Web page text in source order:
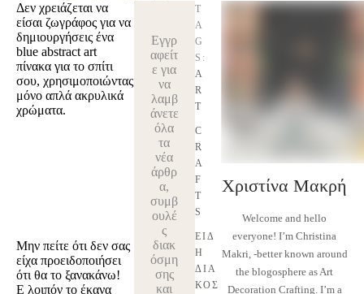
Δεν χρειάζεται να
είσαι ζωγράφος για να
δημιουργήσεις ένα
blue abstract art
πίνακα για το σπίτι
σου, χρησιμοποιώντας
μόνο απλά ακρυλικά
χρώματα.
Μην πείτε ότι δεν σας
είχα προειδοποιήσει
ότι θα το ξανακάνω!
Ε λοιπόν το έκανα
Εγγρ
αφείτ
ε για
να
λαμβ
άνετε
όλα
τα
νέα
άρθρ
α,
συμβ
ουλέ
ς
διακ
όσμη
σης
και
T
A
G
S:
A
R
T
C
R
A
F
T
S
ΕΊΔ
Η
ΔΙΑ
ΚΌΣ
Χριστίνα Μακρή
Welcome and hello
everyone! I’m Christina
Makri, -better known around
the blogosphere as Art
Decoration Crafting. I’m a